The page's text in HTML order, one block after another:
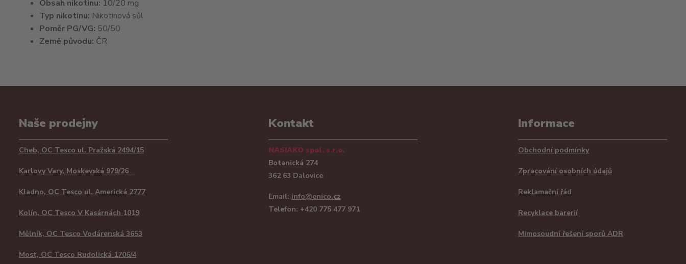
Obsah nikotinu: 10/20 mg
Typ nikotinu: Nikotinová sůl
Poměr PG/VG: 50/50
Země původu: ČR
Naše prodejny
Cheb, OC Tesco ul. Pražská 2494/15
Karlovy Vary, Moskevská 979/26
Kladno, OC Tesco ul. Americká 2777
Kolín, OC Tesco V Kasárnách 1019
Mělník, OC Tesco Vodárenská 3653
Most, OC Tesco Rudolická 1706/4
Kontakt
NASIAKO spol. s.r.o.
Botanická 274
362 63 Dalovice
Email: info@enico.cz
Telefon: +420 775 477 971
Informace
Obchodní podmínky
Zpracování osobních údajů
Reklamační řád
Recyklace barerií
Mimosoudní řešení sporů ADR